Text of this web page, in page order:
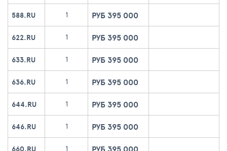
588.RU 1 РУБ 395 000
622.RU 1 РУБ 395 000
633.RU 1 РУБ 395 000
636.RU 1 РУБ 395 000
644.RU 1 РУБ 395 000
646.RU 1 РУБ 395 000
1